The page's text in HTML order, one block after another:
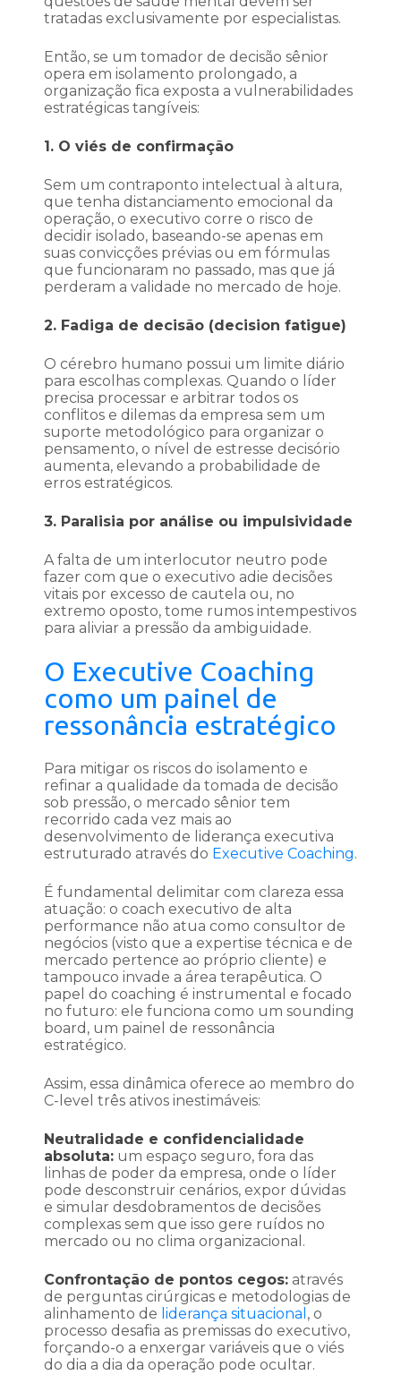
tratadas exclusivamente por especialistas.
Então, se um tomador de decisão sênior
opera em isolamento prolongado, a
organização fica exposta a vulnerabilidades
estratégicas tangíveis:
1. O viés de confirmação
Sem um contraponto intelectual à altura,
que tenha distanciamento emocional da
operação, o executivo corre o risco de
decidir isolado, baseando-se apenas em
suas convicções prévias ou em fórmulas
que funcionaram no passado, mas que já
perderam a validade no mercado de hoje.
2. Fadiga de decisão (decision fatigue)
O cérebro humano possui um limite diário
para escolhas complexas. Quando o líder
precisa processar e arbitrar todos os
conflitos e dilemas da empresa sem um
suporte metodológico para organizar o
pensamento, o nível de estresse decisório
aumenta, elevando a probabilidade de
erros estratégicos.
3. Paralisia por análise ou impulsividade
A falta de um interlocutor neutro pode
fazer com que o executivo adie decisões
vitais por excesso de cautela ou, no
extremo oposto, tome rumos intempestivos
para aliviar a pressão da ambiguidade.
O Executive Coaching
como um painel de
ressonância estratégico
Para mitigar os riscos do isolamento e
refinar a qualidade da tomada de decisão
sob pressão, o mercado sênior tem
recorrido cada vez mais ao
desenvolvimento de liderança executiva
estruturado através do Executive Coaching.
É fundamental delimitar com clareza essa
atuação: o coach executivo de alta
performance não atua como consultor de
negócios (visto que a expertise técnica e de
mercado pertence ao próprio cliente) e
tampouco invade a área terapêutica. O
papel do coaching é instrumental e focado
no futuro: ele funciona como um sounding
board, um painel de ressonância
estratégico.
Assim, essa dinâmica oferece ao membro do
C-level três ativos inestimáveis:
Neutralidade e confidencialidade
absoluta: um espaço seguro, fora das
linhas de poder da empresa, onde o líder
pode desconstruir cenários, expor dúvidas
e simular desdobramentos de decisões
complexas sem que isso gere ruídos no
mercado ou no clima organizacional.
Confrontação de pontos cegos: através
de perguntas cirúrgicas e metodologias de
alinhamento de liderança situacional , o
processo desafia as premissas do executivo,
forçando-o a enxergar variáveis que o viés
do dia a dia da operação pode ocultar.